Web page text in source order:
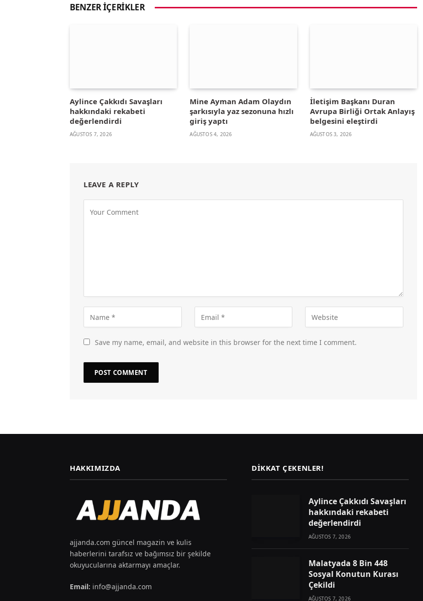
BENZER İÇERIKLER
Aylince Çakkıdı Savaşları
hakkındaki rekabeti
değerlendirdi
AĞUSTOS 7, 2026
Mine Ayman Adam Olaydın
şarkısıyla yaz sezonuna hızlı
giriş yaptı
AĞUSTOS 4, 2026
İletişim Başkanı Duran
Avrupa Birliği Ortak Anlayış
belgesini eleştirdi
AĞUSTOS 3, 2026
LEAVE A REPLY
Save my name, email, and website in this browser for the next time I comment.
HAKKIMIZDA
ajjanda.com güncel magazin ve kulis
haberlerini tarafsız ve bağımsız bir şekilde
okuyucularına aktarmayı amaçlar.
Email: info@ajjanda.com
DIKKAT ÇEKENLER!
Aylince Çakkıdı Savaşları
hakkındaki rekabeti
değerlendirdi
AĞUSTOS 7, 2026
Malatyada 8 Bin 448
Sosyal Konutun Kurası
Çekildi
AĞUSTOS 7, 2026